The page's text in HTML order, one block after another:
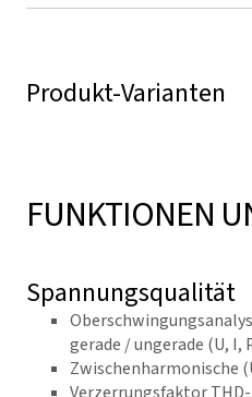
Produkt-Varianten
FUNKTIONEN
Spannungsqualität
gerade / ungerade (U, I,
Zwischenharmonische